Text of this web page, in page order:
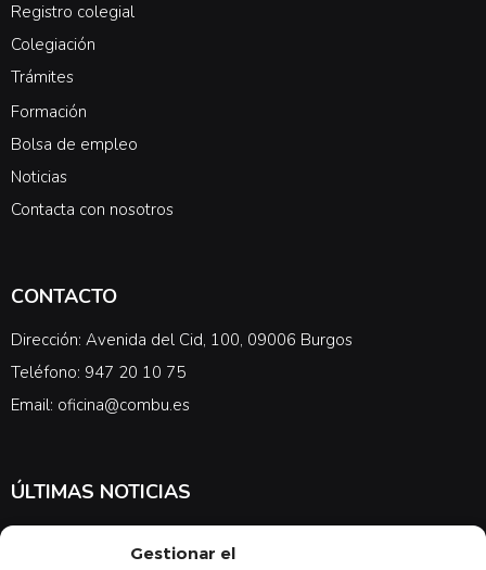
Gestionar el
Registro colegial
Colegiación
Trámites
Formación
Bolsa de empleo
Noticias
Contacta con nosotros
CONTACTO
Dirección: Avenida del Cid, 100, 09006 Burgos
Teléfono: 947 20 10 75
Email: oficina@combu.es
ÚLTIMAS NOTICIAS
noticias en cuanto a medicina y el COMBU